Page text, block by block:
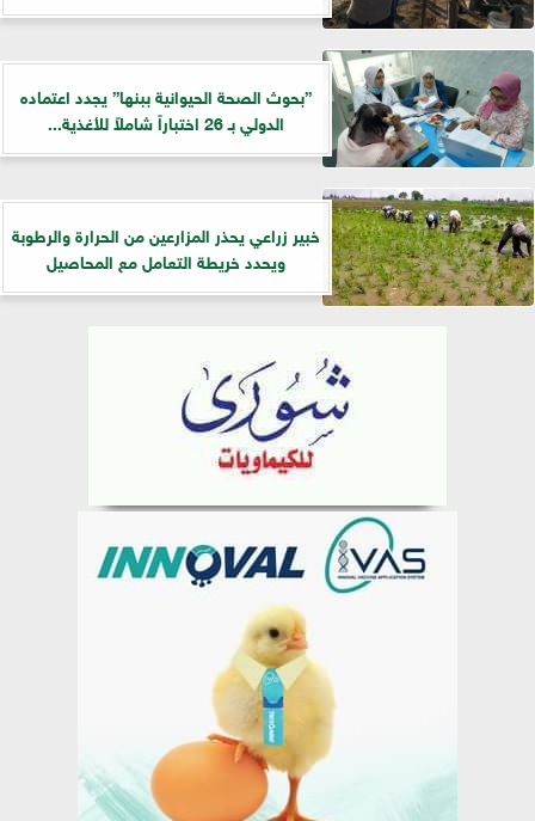
”بحوث الصحة الحيوانية ببنها” يجدد اعتماده
الدولي بـ 26 اختباراً شاملاً للأغذية...
خبير زراعي يحذر المزارعين من الحرارة والرطوبة
ويحدد خريطة التعامل مع المحاصيل